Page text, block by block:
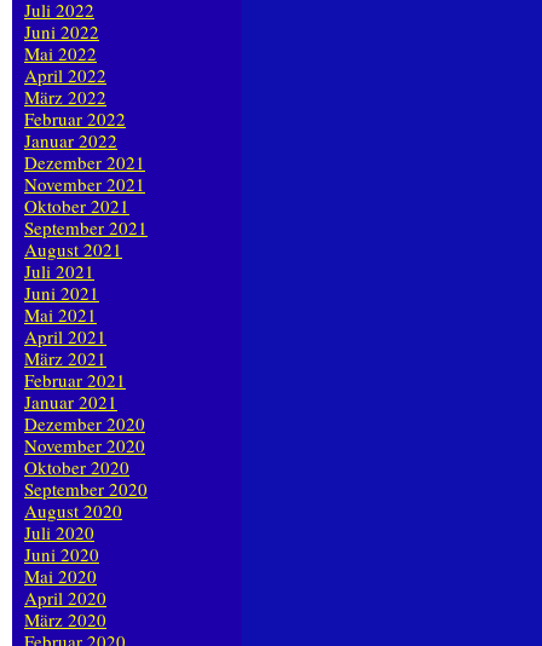
Juli 2022
Juni 2022
Mai 2022
April 2022
März 2022
Februar 2022
Januar 2022
Dezember 2021
November 2021
Oktober 2021
September 2021
August 2021
Juli 2021
Juni 2021
Mai 2021
April 2021
März 2021
Februar 2021
Januar 2021
Dezember 2020
November 2020
Oktober 2020
September 2020
August 2020
Juli 2020
Juni 2020
Mai 2020
April 2020
März 2020
Februar 2020